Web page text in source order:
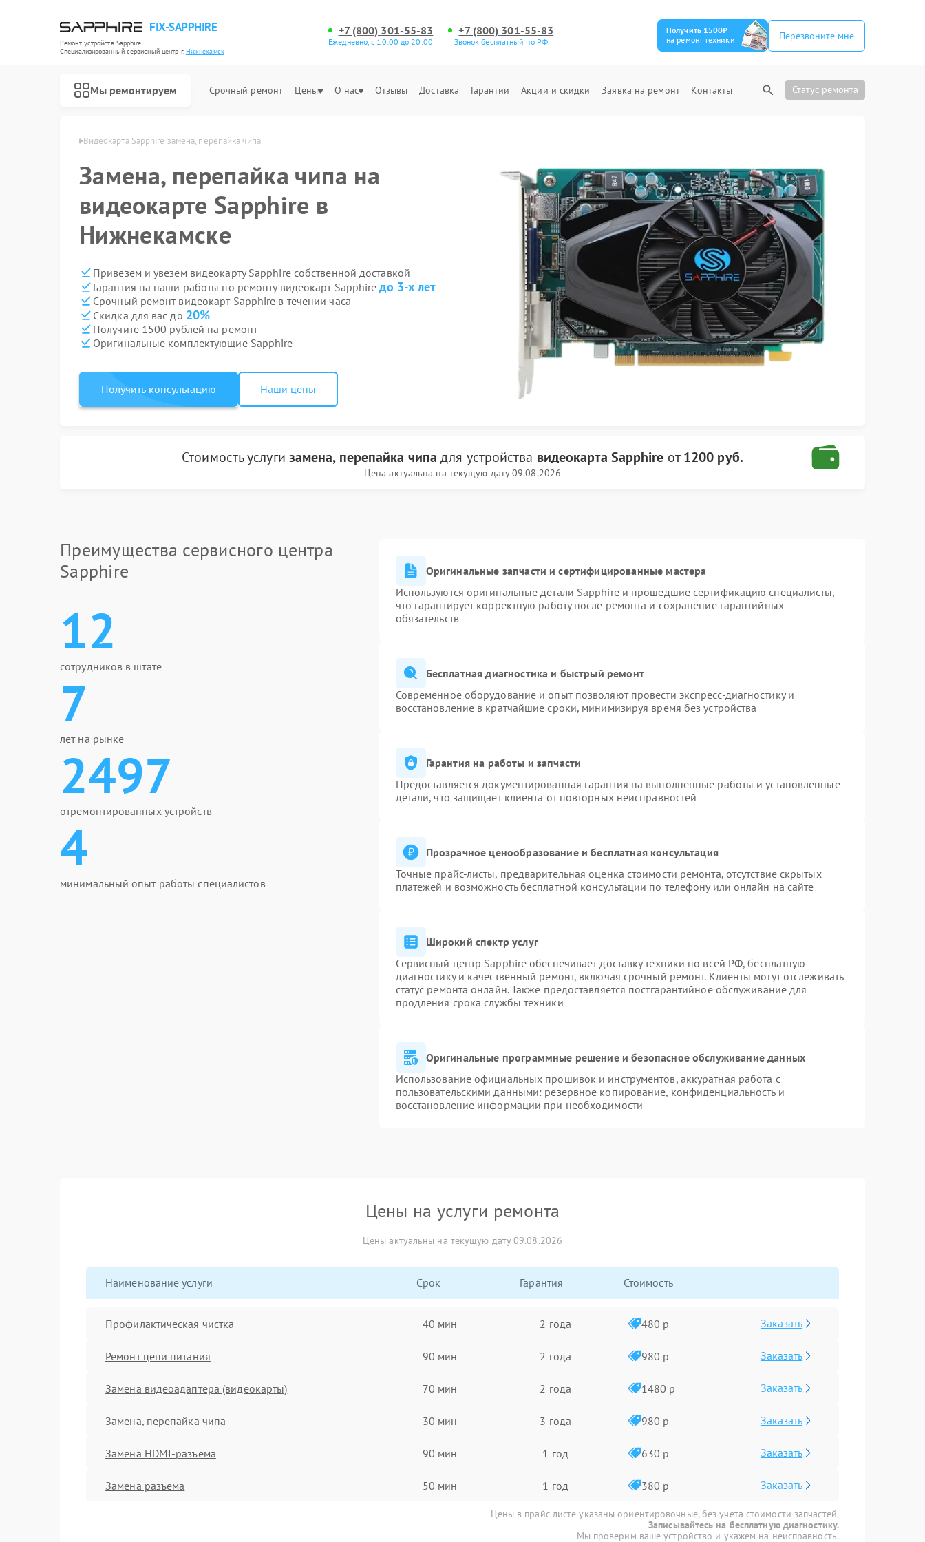
FIX-SAPPHIRE
Ремонт устройств Sapphire
Специализированный cервисный центр г.Нижнекамск
+7 (800) 301-55-83
Ежедневно, с 10:00 до 20:00
+7 (800) 301-55-83
Звонок бесплатный по РФ
Получить 1500₽
на ремонт техники
Перезвоните мне
Мы ремонтируем Срочный ремонт Цены О нас Отзывы Доставка Гарантии Акции и скидки Заявка на ремонт Контакты Статус ремонта
Видеокарта Sapphire замена, перепайка чипа
Замена, перепайка чипа на
видеокарте Sapphire в
Нижнекамске
Привезем и увезем видеокарту Sapphire собственной доставкой
Гарантия на наши работы по ремонту видеокарт Sapphireдо 3-х лет
Срочный ремонт видеокарт Sapphire в течении часа
Скидка для вас до 20%
Получите 1500 рублей на ремонт
Оригинальные комплектующие Sapphire
Получить консультацию Наши цены
Стоимость услуги замена, перепайка чипа для устройства видеокарта Sapphire от1200 руб.
Цена актуальна на текущую дату 09.08.2026
Преимущества сервисного центра
Sapphire
12
сотрудников в штате
7
лет на рынке
2497
отремонтированных устройств
4
минимальный опыт работы специалистов
Оригинальные запчасти и сертифицированные мастера
Используются оригинальные детали Sapphire и прошедшие сертификацию специалисты,
что гарантирует корректную работу после ремонта и сохранение гарантийных
обязательств
Бесплатная диагностика и быстрый ремонт
Современное оборудование и опыт позволяют провести экспресс-диагностику и
восстановление в кратчайшие сроки, минимизируя время без устройства
Гарантия на работы и запчасти
Предоставляется документированная гарантия на выполненные работы и установленные
детали, что защищает клиента от повторных неисправностей
Прозрачное ценообразование и бесплатная консультация
Точные прайс-листы, предварительная оценка стоимости ремонта, отсутствие скрытых
платежей и возможность бесплатной консультации по телефону или онлайн на сайте
Широкий спектр услуг
Сервисный центр Sapphire обеспечивает доставку техники по всей РФ, бесплатную
диагностику и качественный ремонт, включая срочный ремонт. Клиенты могут отслеживать
статус ремонта онлайн. Также предоставляется постгарантийное обслуживание для
продления срока службы техники
Оригинальные программные решение и безопасное обслуживание данных
Использование официальных прошивок и инструментов, аккуратная работа с
пользовательскими данными: резервное копирование, конфиденциальность и
восстановление информации при необходимости
Цены на услуги ремонта
Цены актуальны на текущую дату 09.08.2026
Наименование услуги Срок Гарантия Стоимость
Профилактическая чистка 40 мин 2 года 480 р Заказать
Ремонт цепи питания 90 мин 2 года 980 р Заказать
Замена видеоадаптера (видеокарты) 70 мин 2 года 1480 р Заказать
Замена, перепайка чипа 30 мин 3 года 980 р Заказать
Замена HDMI-разъема 90 мин 1 год 630 р Заказать
Замена разъема 50 мин 1 год 380 р Заказать
Цены в прайс-листе указаны ориентировочные, без учета стоимости запчастей.
Записывайтесь на бесплатную диагностику.
Мы проверим ваше устройство и укажем на неисправность.